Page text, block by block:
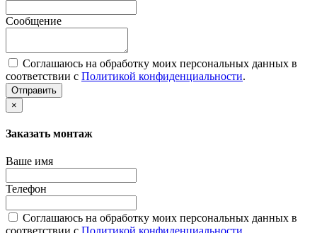
Сообщение
Соглашаюсь на обработку моих персональных данных в
соответствии с Политикой конфиденциальности.
Отправить
×
Заказать монтаж
Ваше имя
Телефон
Соглашаюсь на обработку моих персональных данных в